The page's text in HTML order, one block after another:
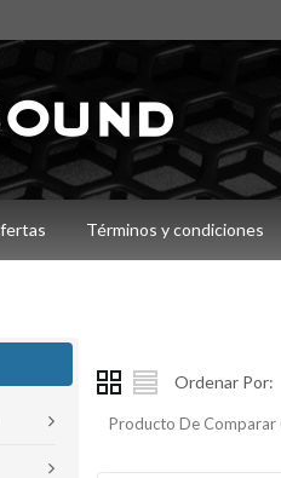
Términos y condiciones
Ordenar Por:
Producto De Comparar